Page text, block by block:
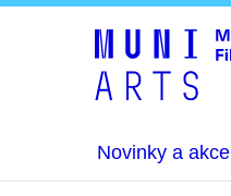
Novinky a akce